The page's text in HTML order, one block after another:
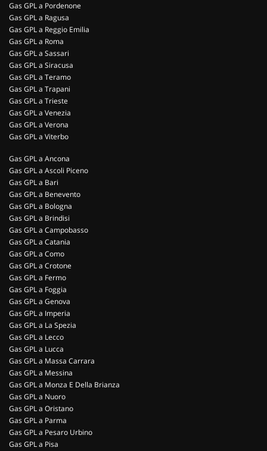
Gas GPL a Pordenone
Gas GPL a Ragusa
Gas GPL a Reggio Emilia
Gas GPL a Roma
Gas GPL a Sassari
Gas GPL a Siracusa
Gas GPL a Teramo
Gas GPL a Trapani
Gas GPL a Trieste
Gas GPL a Venezia
Gas GPL a Verona
Gas GPL a Viterbo
Gas GPL a Ancona
Gas GPL a Ascoli Piceno
Gas GPL a Bari
Gas GPL a Benevento
Gas GPL a Bologna
Gas GPL a Brindisi
Gas GPL a Campobasso
Gas GPL a Catania
Gas GPL a Como
Gas GPL a Crotone
Gas GPL a Fermo
Gas GPL a Foggia
Gas GPL a Genova
Gas GPL a Imperia
Gas GPL a La Spezia
Gas GPL a Lecco
Gas GPL a Lucca
Gas GPL a Massa Carrara
Gas GPL a Messina
Gas GPL a Monza E Della Brianza
Gas GPL a Nuoro
Gas GPL a Oristano
Gas GPL a Parma
Gas GPL a Pesaro Urbino
Gas GPL a Pisa